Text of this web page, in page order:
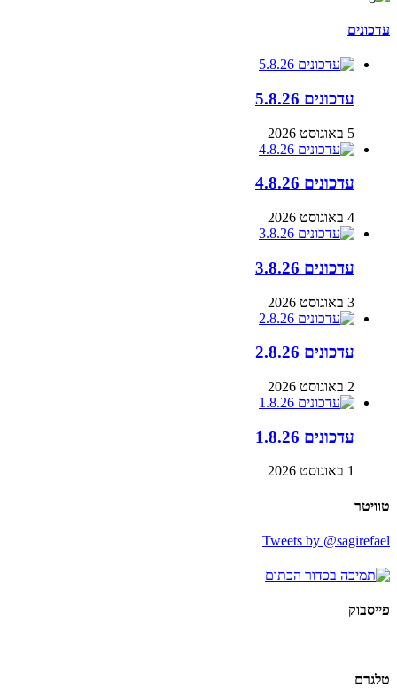
עדכונים
עדכונים 5.8.26
5 באוגוסט 2026
עדכונים 4.8.26
4 באוגוסט 2026
עדכונים 3.8.26
3 באוגוסט 2026
עדכונים 2.8.26
2 באוגוסט 2026
עדכונים 1.8.26
1 באוגוסט 2026
טוויטר
Tweets by @sagirefael
פייסבוק
טלגרם